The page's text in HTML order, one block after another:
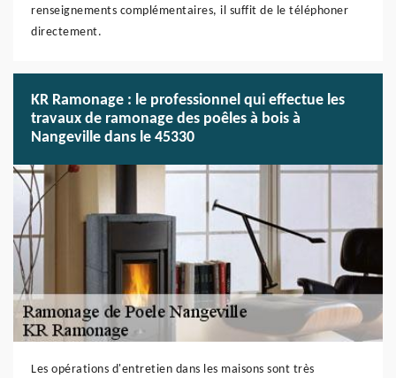
renseignements complémentaires, il suffit de le téléphoner
directement.
KR Ramonage : le professionnel qui effectue les
travaux de ramonage des poêles à bois à
Nangeville dans le 45330
Les opérations d'entretien dans les maisons sont très